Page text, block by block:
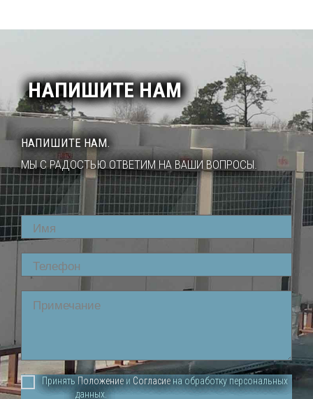
НАПИШИТЕ НАМ
НАПИШИТЕ НАМ.
МЫ С РАДОСТЬЮ ОТВЕТИМ НА ВАШИ ВОПРОСЫ.
Name
Phone
Comment
Принять Положение и Согласие на обработку персональных
данных.